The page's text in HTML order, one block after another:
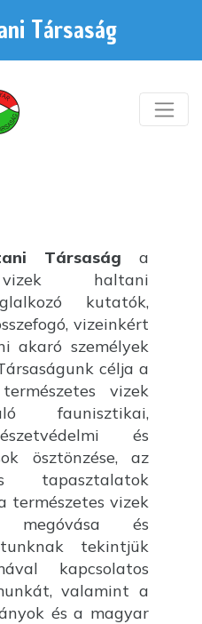
Társaság
Társaság a
haltani
kutatók,
vizeinkért
akaró személyek
célja a
vizek
faunisztikai,
és
ösztönzése, az
tapasztalatok
természetes vizek
megóvása és
tekintjük
kapcsolatos
valamint a
és a magyar